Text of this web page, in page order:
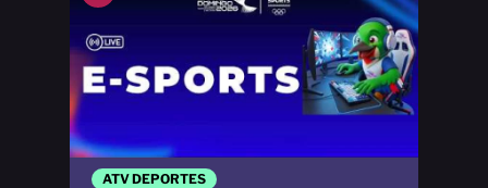
ATV DEPORTES